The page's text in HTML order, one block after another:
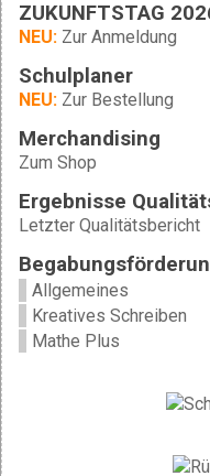
ZUKUNFTSTAG
NEU: Zur Anmeldung
Schulplaner
NEU: Zur Bestellung
Merchandising
Zum Shop
Ergebnisse
Letzter Qualitätsbericht
Allgemeines
Kreatives Schreiben
Mathe Plus